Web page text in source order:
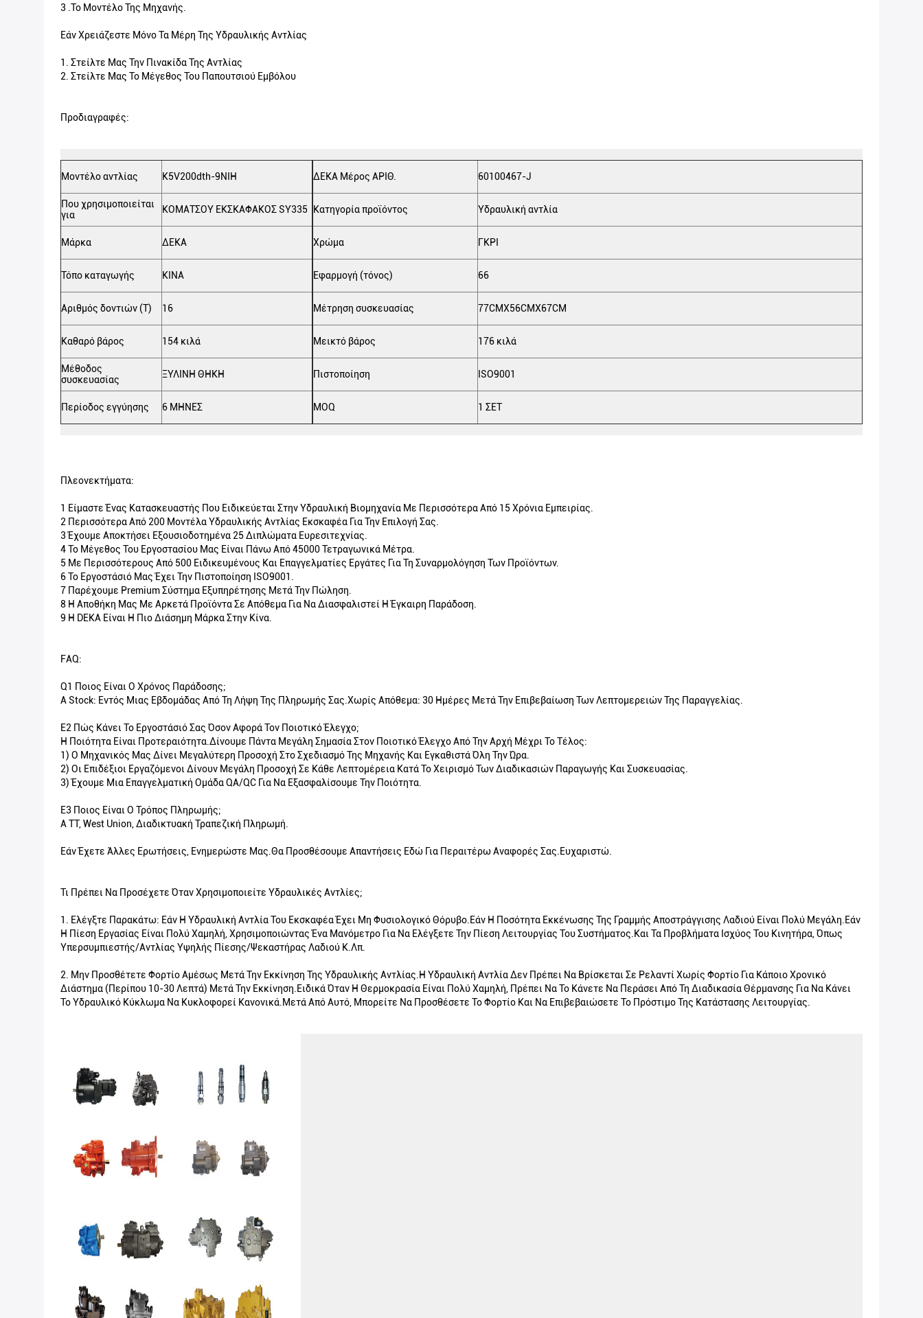
3 .Το Μοντέλο Της Μηχανής.
Εάν Χρειάζεστε Μόνο Τα Μέρη Της Υδραυλικής Αντλίας
1. Στείλτε Μας Την Πινακίδα Της Αντλίας
2. Στείλτε Μας Το Μέγεθος Του Παπουτσιού Εμβόλου
Προδιαγραφές:
Μοντέλο αντλίας K5V200dth-9NIH
Που χρησιμοποιείται
για
ΚΟΜΑΤΣΟΥ ΕΚΣΚΑΦΑΚΟΣ SY335
Μάρκα ΔΕΚΑ
Τόπο καταγωγής ΚΙΝΑ
Αριθμός δοντιών (Τ) 16
Καθαρό βάρος 154 κιλά
Μέθοδος
συσκευασίας
ΞΥΛΙΝΗ ΘΗΚΗ
Περίοδος εγγύησης 6 ΜΗΝΕΣ
ΔΕΚΑ Μέρος ΑΡΙΘ. 60100467-J
Κατηγορία προϊόντος Υδραυλική αντλία
Χρώμα ΓΚΡΙ
Εφαρμογή (τόνος) 66
Μέτρηση συσκευασίας 77CMX56CMX67CM
Μεικτό βάρος 176 κιλά
Πιστοποίηση ISO9001
MOQ 1 ΣΕΤ
Πλεονεκτήματα:
1 Είμαστε Ένας Κατασκευαστής Που Ειδικεύεται Στην Υδραυλική Βιομηχανία Με Περισσότερα Από 15 Χρόνια Εμπειρίας.
2 Περισσότερα Από 200 Μοντέλα Υδραυλικής Αντλίας Εκσκαφέα Για Την Επιλογή Σας.
3 Έχουμε Αποκτήσει Εξουσιοδοτημένα 25 Διπλώματα Ευρεσιτεχνίας.
4 Το Μέγεθος Του Εργοστασίου Μας Είναι Πάνω Από 45000 Τετραγωνικά Μέτρα.
5 Με Περισσότερους Από 500 Ειδικευμένους Και Επαγγελματίες Εργάτες Για Τη Συναρμολόγηση Των Προϊόντων.
6 Το Εργοστάσιό Μας Έχει Την Πιστοποίηση ISO9001.
7 Παρέχουμε Premium Σύστημα Εξυπηρέτησης Μετά Την Πώληση.
8 Η Αποθήκη Μας Με Αρκετά Προϊόντα Σε Απόθεμα Για Να Διασφαλιστεί Η Έγκαιρη Παράδοση.
9 Η DEKA Είναι Η Πιο Διάσημη Μάρκα Στην Κίνα.
FAQ:
Q1 Ποιος Είναι Ο Χρόνος Παράδοσης;
A Stock: Εντός Μιας Εβδομάδας Από Τη Λήψη Της Πληρωμής Σας.Χωρίς Απόθεμα: 30 Ημέρες Μετά Την Επιβεβαίωση Των Λεπτομερειών Της Παραγγελίας.
Ε2 Πώς Κάνει Το Εργοστάσιό Σας Όσον Αφορά Τον Ποιοτικό Έλεγχο;
Η Ποιότητα Είναι Προτεραιότητα.Δίνουμε Πάντα Μεγάλη Σημασία Στον Ποιοτικό Έλεγχο Από Την Αρχή Μέχρι Το Τέλος:
1) Ο Μηχανικός Μας Δίνει Μεγαλύτερη Προσοχή Στο Σχεδιασμό Της Μηχανής Και Εγκαθιστά Όλη Την Ώρα.
2) Οι Επιδέξιοι Εργαζόμενοι Δίνουν Μεγάλη Προσοχή Σε Κάθε Λεπτομέρεια Κατά Το Χειρισμό Των Διαδικασιών Παραγωγής Και Συσκευασίας.
3) Έχουμε Μια Επαγγελματική Ομάδα QA/QC Για Να Εξασφαλίσουμε Την Ποιότητα.
Ε3 Ποιος Είναι Ο Τρόπος Πληρωμής;
A TT, West Union, Διαδικτυακή Τραπεζική Πληρωμή.
Εάν Έχετε Άλλες Ερωτήσεις, Ενημερώστε Μας.Θα Προσθέσουμε Απαντήσεις Εδώ Για Περαιτέρω Αναφορές Σας.Ευχαριστώ.
Τι Πρέπει Να Προσέχετε Όταν Χρησιμοποιείτε Υδραυλικές Αντλίες;
1. Ελέγξτε Παρακάτω: Εάν Η Υδραυλική Αντλία Του Εκσκαφέα Έχει Μη Φυσιολογικό Θόρυβο.εάν Η Ποσότητα Εκκένωσης Της Γραμμής Αποστράγγισης Λαδιού Είναι Πολύ Μεγάλη.εάν
Η Πίεση Εργασίας Είναι Πολύ Χαμηλή, Χρησιμοποιώντας Ένα Μανόμετρο Για Να Ελέγξετε Την Πίεση Λειτουργίας Του Συστήματος.και Τα Προβλήματα Ισχύος Του Κινητήρα, Όπως
Υπερσυμπιεστής/αντλίας Υψηλής Πίεσης/Ψεκαστήρας Λαδιού Κ.λπ.
2. Μην Προσθέτετε Φορτίο Αμέσως Μετά Την Εκκίνηση Της Υδραυλικής Αντλίας.Η Υδραυλική Αντλία Δεν Πρέπει Να Βρίσκεται Σε Ρελαντί Χωρίς Φορτίο Για Κάποιο Χρονικό
Διάστημα (περίπου 10-30 Λεπτά) Μετά Την Εκκίνηση.Ειδικά Όταν Η Θερμοκρασία Είναι Πολύ Χαμηλή, Πρέπει Να Το Κάνετε Να Περάσει Από Τη Διαδικασία Θέρμανσης Για Να Κάνει
Το Υδραυλικό Κύκλωμα Να Κυκλοφορεί Κανονικά.Μετά Από Αυτό, Μπορείτε Να Προσθέσετε Το Φορτίο Και Να Επιβεβαιώσετε Το Πρόστιμο Της Κατάστασης Λειτουργίας.